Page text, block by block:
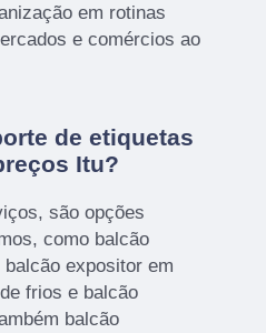
em rotinas
e comércios ao
de etiquetas
Itu?
são opções
como balcão
expositor em
frios e balcão
balcão